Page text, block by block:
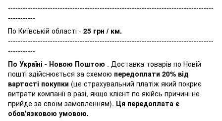
-----------------------------------------------------------------------------------
-----------
По Київській області - 25 грн / км.
-----------------------------------------------------------------------------------
-----------
По Україні - Новою Поштою . Доставка товарів по Новій
пошті здійснюється за схемою передоплати 20% від
вартості покупки (це страхувальний платіж який покриє
витрати компанії в разі, якщо клієнт по якійсь причині не
прийде за своїм замовленням). Ця передоплата є
обов'язковою умовою.